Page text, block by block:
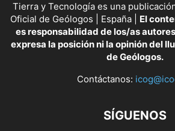
Tierra y Tecnología es una
Oficial de Geólogos | España | El
es responsabilidad de los/as
expresa la posición ni la opinión del
de Geólogos.
Contáctanos:
SÍGUENOS